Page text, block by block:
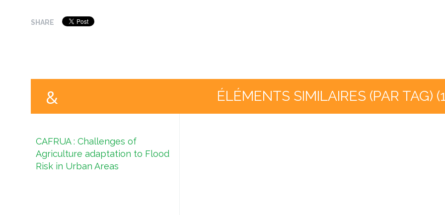
SHARE
ÉLÉMENTS SIMILAIRES (PAR TAG)
CAFRUA : Challenges of
Agriculture adaptation to Flood
Risk in Urban Areas